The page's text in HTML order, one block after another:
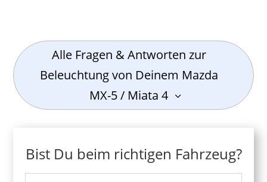
Alle Fragen & Antworten zur
Beleuchtung von Deinem Mazda
MX-5 / Miata 4
Bist Du beim richtigen Fahrzeug?